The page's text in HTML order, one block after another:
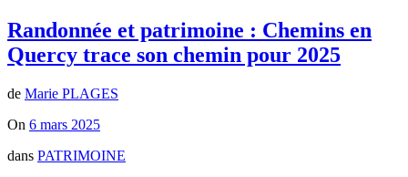
Randonnée et patrimoine : Chemins en
Quercy trace son chemin pour 2025
de Marie PLAGES
On 6 mars 2025
dans PATRIMOINE